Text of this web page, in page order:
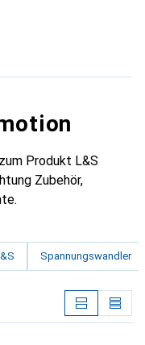
Produkt L&S
Zubehör,
Spannungswandler